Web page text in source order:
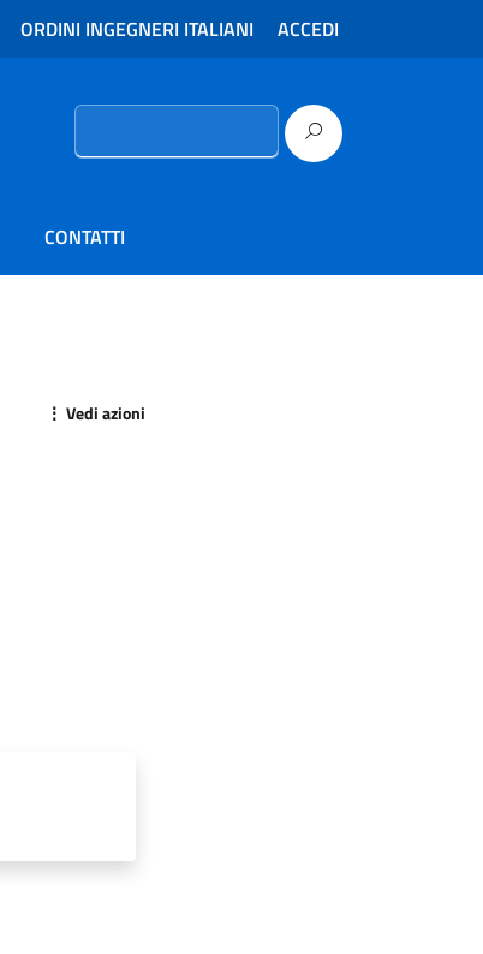
ORDINI INGEGNERI ITALIANI ACCEDI
Ricerca
CONTATTI
⋮ Vedi azioni